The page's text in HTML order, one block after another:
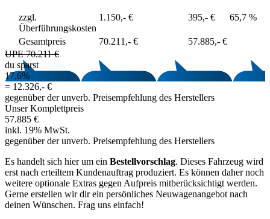
zzgl.
Überführungskosten
1.150,- € 395,- € 65,7 %
Gesamtpreis 70.211,- €
57.885,- €
UPE 70.211 €
du sparst
17,6%
= 12.326,- €
gegenüber der unverb. Preisempfehlung des Herstellers
Unser Komplettpreis
57.885 €
inkl. 19% MwSt.
gegenüber der unverb. Preisempfehlung des Herstellers
Es handelt sich hier um ein Bestellvorschlag. Dieses Fahrzeug wird
erst nach erteiltem Kundenauftrag produziert. Es können daher noch
weitere optionale Extras gegen Aufpreis mitberücksichtigt werden.
Gerne erstellen wir dir ein persönliches Neuwagenangebot nach
deinen Wünschen. Frag uns einfach!